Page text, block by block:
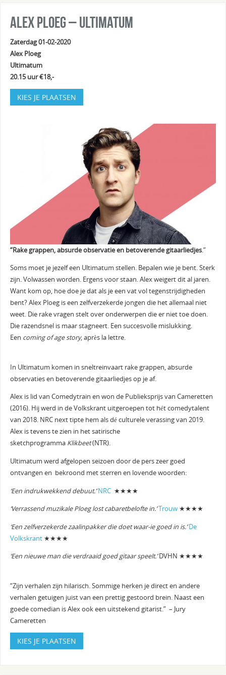
Alex Ploeg – Ultimatum
Zaterdag 01-02-2020
Alex Ploeg
Ultimatum
20.15 uur €18,-
KIES JE PLAATSEN
“Rake grappen, absurde observatie en betoverende gitaarliedjes.”
Soms moet je jezelf een Ultimatum stellen. Bepalen wie je bent. Sterk
zijn. Volwassen worden. Ergens voor staan. Alex weigert dit al jaren.
Want kom op, hoe doe je dat als je een vat vol tegenstrijdigheden
bent? Alex Ploeg is een zelfverzekerde jongen die het allemaal niet
weet. Die rake vragen stelt over onderwerpen die er niet toe doen.
Die razendsnel is maar stagneert. Een succesvolle mislukking.
Een coming of age story, après la lettre.
In Ultimatum komen in sneltreinvaart rake grappen, absurde
observaties en betoverende gitaarliedjes op je af.
Alex is lid van Comedytrain en won de Publieksprijs van Cameretten
(2016). Hij werd in de Volkskrant uitgeroepen tot hét comedytalent
van 2018. NRC next tipte hem als dé culturele verassing van 2019.
Alex is tevens te zien in het satirische
sketchprogramma Klikbeet(NTR).
Ultimatum werd afgelopen seizoen door de pers zeer goed
ontvangen en bekroond met sterren en lovende woorden:
‘Een indrukwekkend debuut.’NRC★★★★
‘Verrassend muzikale Ploeg lost cabaretbelofte in.’ Trouw★★★★
‘Een zelfverzekerde zaalinpakker die doet waar-ie goed in is.’ De
Volkskrant★★★★
‘Een nieuwe man die verdraaid goed gitaar speelt.’DVHN ★★★★
“Zijn verhalen zijn hilarisch. Sommige herken je direct en andere
verhalen getuigen juist van een prettig gestoord brein. Naast een
goede comedian is Alex ook een uitstekend gitarist.” – Jury
Cameretten
KIES JE PLAATSEN